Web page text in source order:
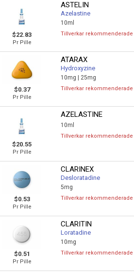
$22.83
Pr Pille
ASTELIN
Azelastine
10ml
Tillverkar rekommenderade
$0.37
Pr Pille
ATARAX
Hydroxyzine
10mg | 25mg
Tillverkar rekommenderade
$20.55
Pr Pille
AZELASTINE
10ml
Tillverkar rekommenderade
$0.53
Pr Pille
CLARINEX
Desloratadine
5mg
Tillverkar rekommenderade
$0.51
Pr Pille
CLARITIN
Loratadine
10mg
Tillverkar rekommenderade